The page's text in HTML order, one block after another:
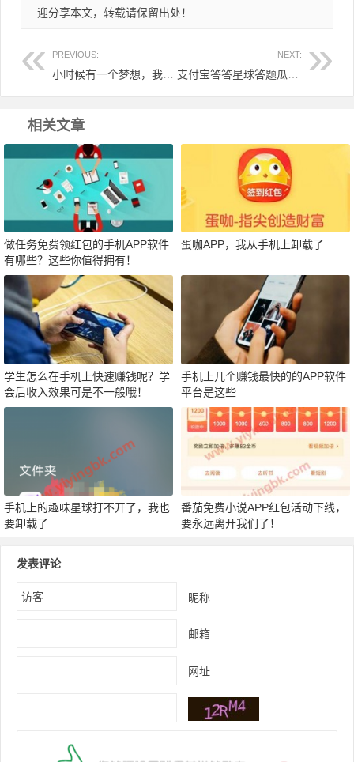
迎分享本文，转载请保留出处！
PREVIOUS: NEXT:
相关文章
做任务免费领红包的手机APP软件
有哪些？这些你值得拥有！
蛋咖APP，我从手机上卸载了
学生怎么在手机上快速赚钱呢？学
会后收入效果可是不一般哦！
手机上几个赚钱最快的的APP软件
平台是这些
手机上的趣味星球打不开了，我也
要卸载了
番茄免费小说APP红包活动下线，
要永远离开我们了！
发表评论
昵称
邮箱
网址